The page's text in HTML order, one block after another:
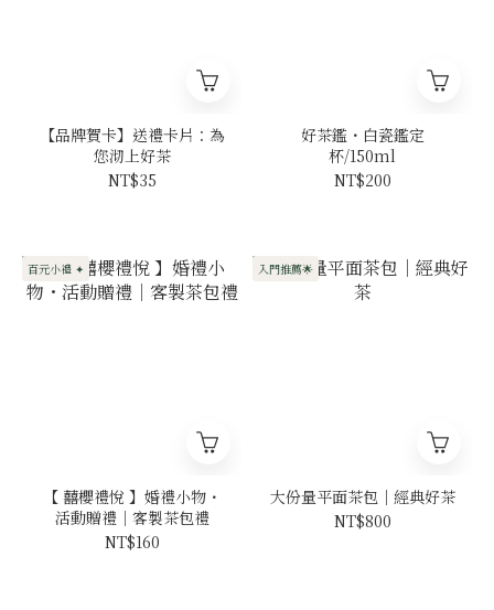
【品牌賀卡】送禮卡片：為
您沏上好茶
NT$35
好茶鑑・白瓷鑑定
杯/150ml
NT$200
百元小禮 ✦
【 囍櫻禮悅 】婚禮小物・
活動贈禮｜客製茶包禮
NT$160
入門推薦🌟
大份量平面茶包｜經典好茶
NT$800